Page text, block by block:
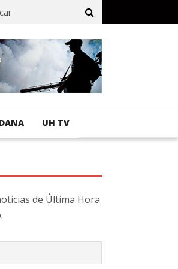
en obras de terracería
UH TV
de Última Hora